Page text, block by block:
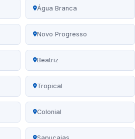
Água Branca
Novo Progresso
Beatriz
Tropical
Colonial